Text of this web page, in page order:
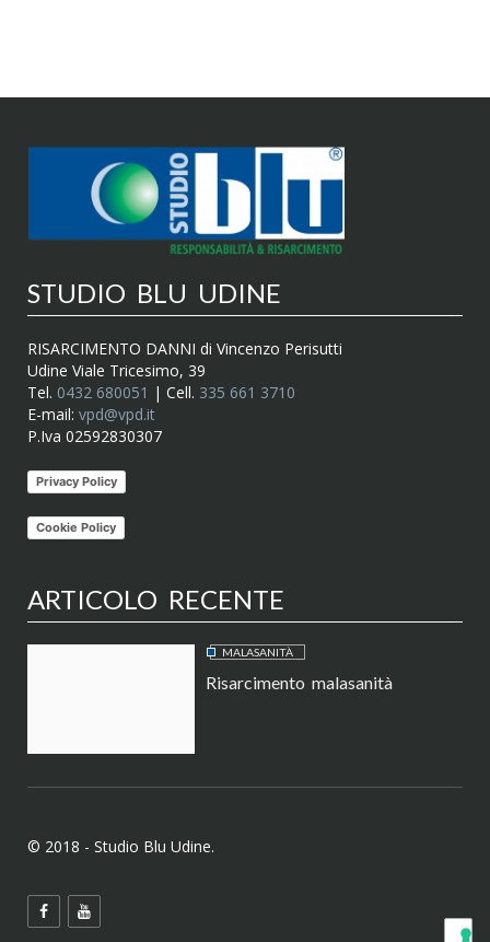
STUDIO BLU UDINE
RISARCIMENTO DANNI di Vincenzo Perisutti
Udine Viale Tricesimo, 39
Tel. 0432 680051 | Cell. 335 661 3710
E-mail: vpd@vpd.it
P.Iva 02592830307
Privacy Policy
Cookie Policy
ARTICOLO RECENTE
MALASANITÀ
Risarcimento malasanità
© 2018 - Studio Blu Udine.